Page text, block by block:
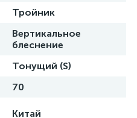
Тройник
Вертикальное
блеснение
Тонущий (S)
70
Китай